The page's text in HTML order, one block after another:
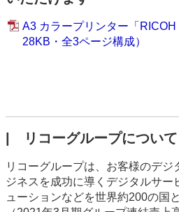
A3 カラープリンター「
28KB・全3ページ構成）
| リコーグループについ
リコーグループは、お客様のデ
ジネスを成功に導くデジタルサー
ューションなどを世界約200の国